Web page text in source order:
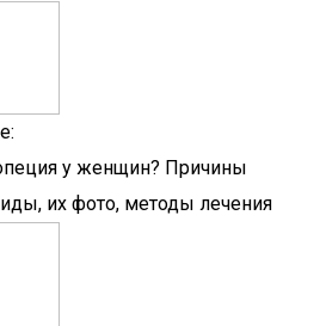
у женщин? Причины
их фото, методы лечения